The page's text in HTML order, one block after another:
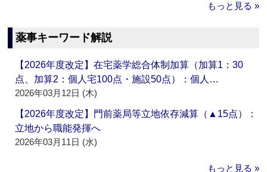
もっと見る »
薬事キーワード解説
【2026年度改定】在宅薬学総合体制加算（加算1：30
点、加算2：個人宅100点・施設50点）：個人…
2026年03月12日 (木)
【2026年度改定】門前薬局等立地依存減算（▲15点）：
立地から職能発揮へ
2026年03月11日 (水)
もっと見る »